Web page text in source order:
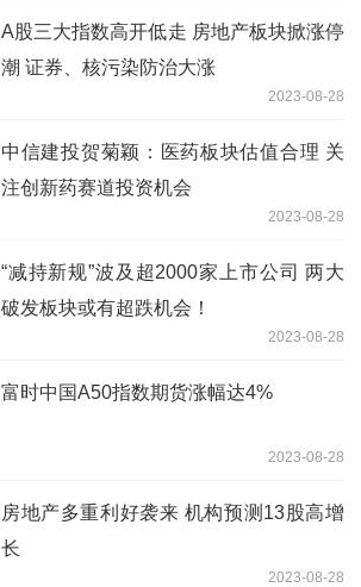
A股三大指数高开低走 房地产板块掀涨停
潮 证券、核污染防治大涨
2023-08-28
中信建投贺菊颖：医药板块估值合理 关
注创新药赛道投资机会
2023-08-28
“减持新规”波及超2000家上市公司 两大
破发板块或有超跌机会！
2023-08-28
富时中国A50指数期货涨幅达4%
2023-08-28
房地产多重利好袭来 机构预测13股高增
长
2023-08-28